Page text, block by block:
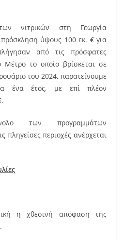
νιτρικών στη Γεωργία
ύψους 100 εκ. € για
από τις πρόσφατες
Μέτρο το οποίο βρίσκεται σε
του 2024, παρατείνουμε
ένα έτος, με επί πλέον
των προγραμμάτων
πληγείσες περιοχές ανέρχεται
η χθεσινή απόφαση της